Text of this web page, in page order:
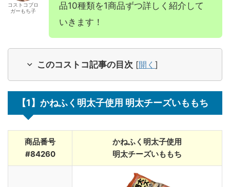
コストコブロ
ガーもち子
品10種類を1商品ずつ詳しく紹介して
いきます！
このコストコ記事の目次 [開く ]
【1】かねふく明太子使用 明太チーズいももち
商品番号
#84260
かねふく明太子使用
明太チーズいももち